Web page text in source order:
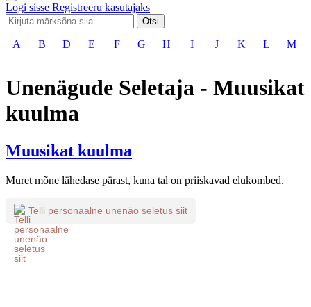
Logi sisse Registreeru kasutajaks
Otsi
A B D E F G H I J K L M
Unenägude Seletaja - Muusikat
kuulma
Muusikat kuulma
Muret mõne lähedase pärast, kuna tal on priiskavad elukombed.
Telli personaalne unenäo seletus siit